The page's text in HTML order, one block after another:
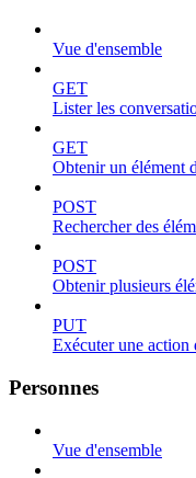
Vue d'ensemble
GET
Lister les
GET
Obtenir un élément
POST
Rechercher des
POST
Obtenir plusieurs
PUT
Exécuter une action
Personnes
Vue d'ensemble